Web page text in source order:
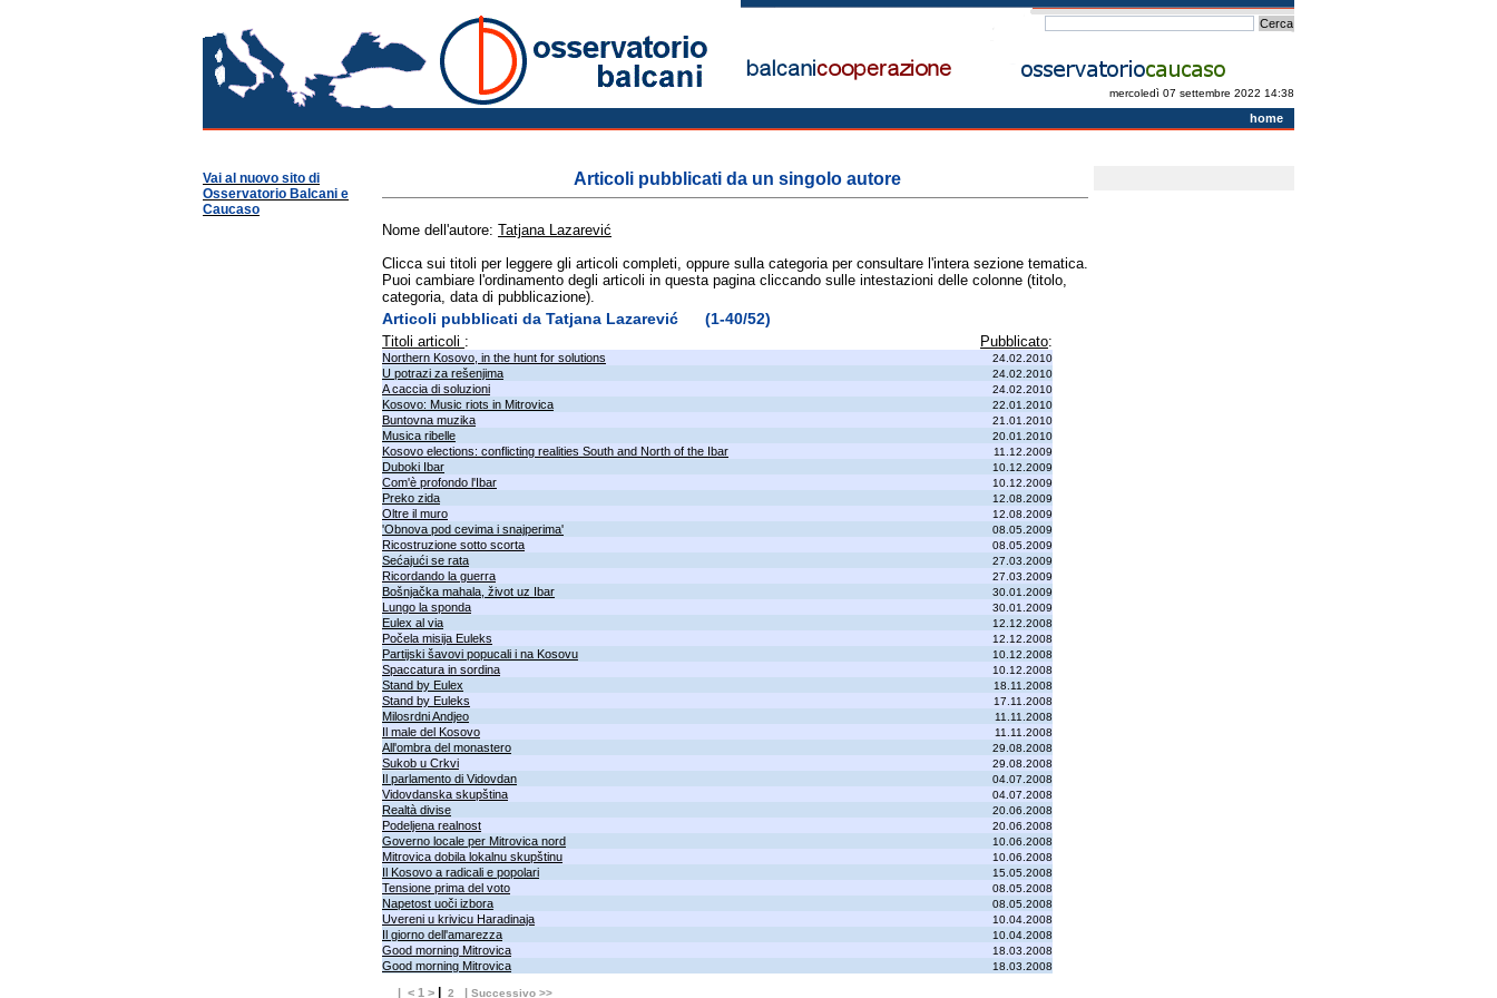
mercoledì 07 settembre 2022 14:38
home
Vai al nuovo sito di
Osservatorio Balcani e
Caucaso
Articoli pubblicati da un singolo autore
Nome dell'autore:Tatjana Lazarević
Clicca sui titoli per leggere gli articoli completi, oppure sulla categoria per consultare l'intera sezione tematica.
Puoi cambiare l'ordinamento degli articoli in questa pagina cliccando sulle intestazioni delle colonne (titolo,
categoria, data di pubblicazione).
Articoli pubblicati da Tatjana Lazarević (1-40/52)
Titoli articoli : Pubblicato:
Northern Kosovo, in the hunt for solutions 24.02.2010
U potrazi za rešenjima 24.02.2010
A caccia di soluzioni 24.02.2010
Kosovo: Music riots in Mitrovica 22.01.2010
Buntovna muzika 21.01.2010
Musica ribelle 20.01.2010
Kosovo elections: conflicting realities South and North of the Ibar 11.12.2009
Duboki Ibar 10.12.2009
Com'è profondo l'Ibar 10.12.2009
Preko zida 12.08.2009
Oltre il muro 12.08.2009
'Obnova pod cevima i snajperima' 08.05.2009
Ricostruzione sotto scorta 08.05.2009
Sećajući se rata 27.03.2009
Ricordando la guerra 27.03.2009
Bošnjačka mahala, život uz Ibar 30.01.2009
Lungo la sponda 30.01.2009
Eulex al via 12.12.2008
Počela misija Euleks 12.12.2008
Partijski šavovi popucali i na Kosovu 10.12.2008
Spaccatura in sordina 10.12.2008
Stand by Eulex 18.11.2008
Stand by Euleks 17.11.2008
Milosrdni Andjeo 11.11.2008
Il male del Kosovo 11.11.2008
All'ombra del monastero 29.08.2008
Sukob u Crkvi 29.08.2008
Il parlamento di Vidovdan 04.07.2008
Vidovdanska skupština 04.07.2008
Realtà divise 20.06.2008
Podeljena realnost 20.06.2008
Governo locale per Mitrovica nord 10.06.2008
Mitrovica dobila lokalnu skupštinu 10.06.2008
Il Kosovo a radicali e popolari 15.05.2008
Tensione prima del voto 08.05.2008
Napetost uoči izbora 08.05.2008
Uvereni u krivicu Haradinaja 10.04.2008
Il giorno dell'amarezza 10.04.2008
Good morning Mitrovica 18.03.2008
Good morning Mitrovica 18.03.2008
| < 1 > 2 |Successivo >>